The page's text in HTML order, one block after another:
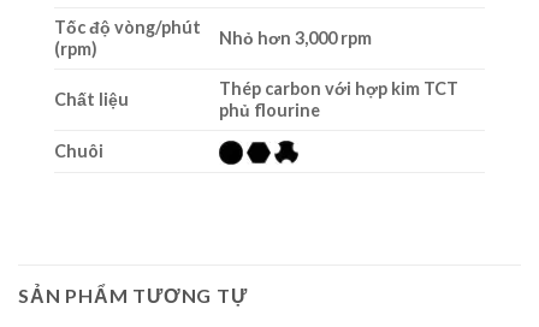
Tốc độ vòng/phút
(rpm)
Nhỏ hơn 3,000 rpm
Chất liệu
Thép carbon với hợp kim TCT
phủ flourine
Chuôi
SẢN PHẨM TƯƠNG TỰ